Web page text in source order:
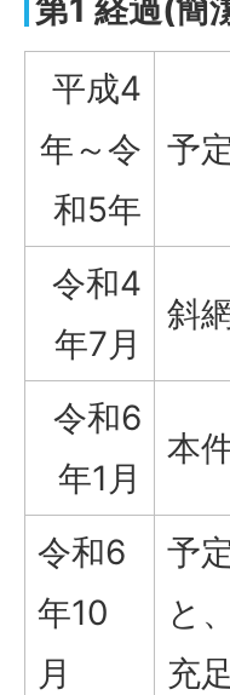
第1 経過(簡
平成4
年～令
和5年
予
令和4
年7月
斜
令和6
年1月
本
令和6
年10
月
予
と
充